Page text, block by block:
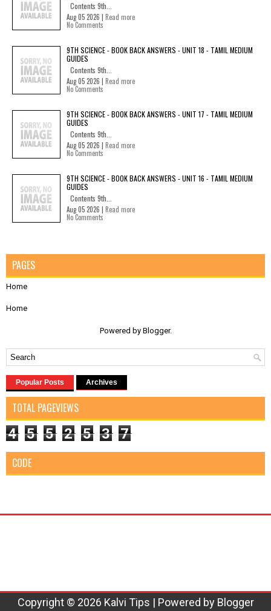
Contents 9th...
Aug 05 2026 | Read more
No Comments
9TH SCIENCE - BOOK BACK ANSWERS - UNIT 18 - TAMIL MEDIUM
GUIDES
Contents 9th...
Aug 05 2026 | Read more
No Comments
9TH SCIENCE - BOOK BACK ANSWERS - UNIT 17 - TAMIL MEDIUM
GUIDES
Contents 9th...
Aug 05 2026 | Read more
No Comments
9TH SCIENCE - BOOK BACK ANSWERS - UNIT 16 - TAMIL MEDIUM
GUIDES
Contents 9th...
Aug 05 2026 | Read more
No Comments
PAGES
Home
Home
Powered by Blogger.
Popular Posts Archives
TOTAL PAGEVIEWS
4 5 5 2 5 3 7
CODE
Copyright © 2026 Kalvi Tips | Powered by Blogger